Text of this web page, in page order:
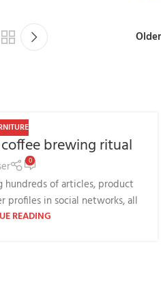
Older
brewing ritual
0
of articles, product
profiles in social networks, all
READING